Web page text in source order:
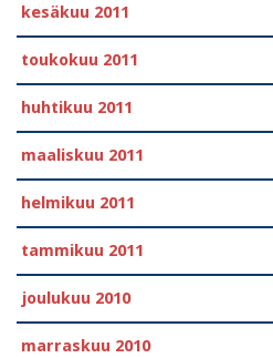
kesäkuu 2011
toukokuu 2011
huhtikuu 2011
maaliskuu 2011
helmikuu 2011
tammikuu 2011
joulukuu 2010
marraskuu 2010